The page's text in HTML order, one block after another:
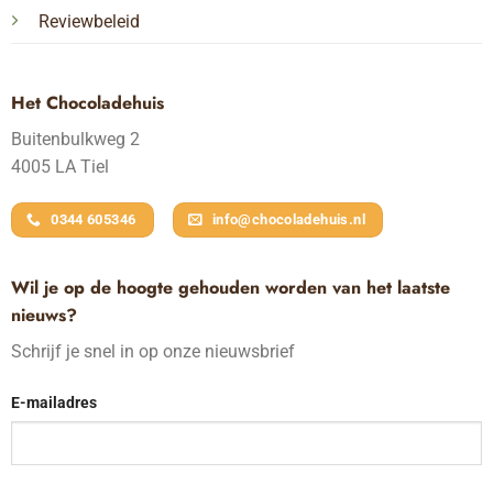
Het Chocoladehuis
Buitenbulkweg 2
4005 LA Tiel
0344 605346 info@chocoladehuis.nl
Reviewbeleid
Wil je op de hoogte gehouden worden van het laatste
nieuws?
Schrijf je snel in op onze nieuwsbrief
E-mailadres